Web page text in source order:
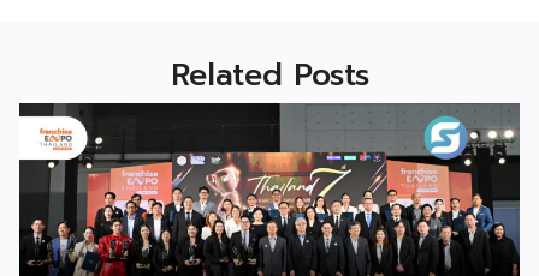
Related Posts